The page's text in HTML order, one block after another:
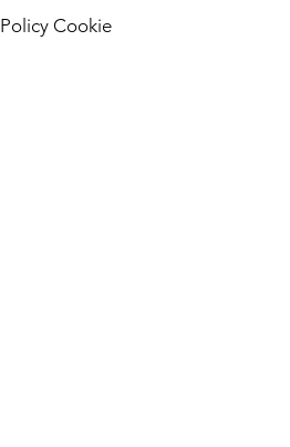
Policy Cookie